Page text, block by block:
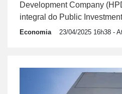
Development Company
integral do Public
Economia 23/04/2025 16h38 -